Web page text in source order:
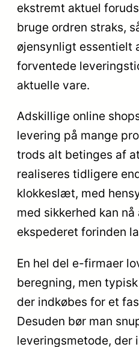
ekstremt aktuel
bruge ordren straks,
øjensynligt essentielt
forventede
aktuelle vare.
Adskillige online
levering på mange
trods alt betinges af
realiseres tidligere
klokkeslæt, med
med sikkerhed kan
ekspederet forinden
En hel del e-firmaer
beregning, men
der indkøbes for et
Desuden bør man
leveringsmetode,